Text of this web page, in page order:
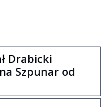
Drabicki
Szpunar od